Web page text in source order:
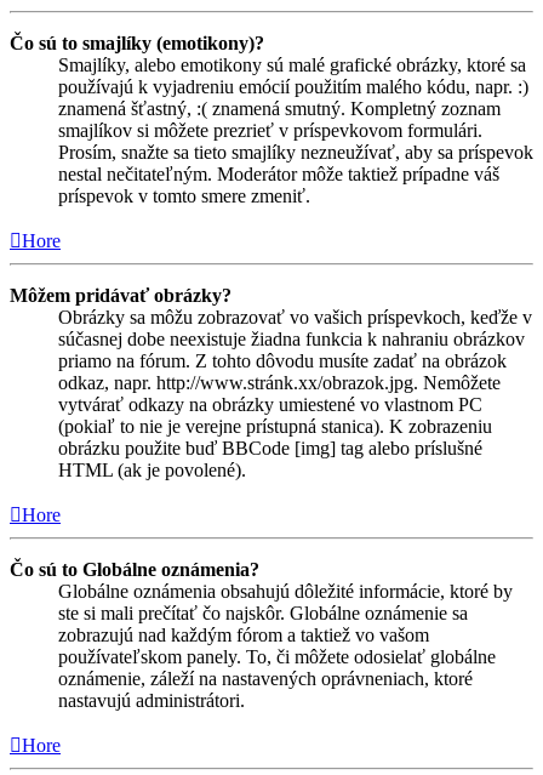
Čo sú to smajlíky (emotikony)?
Smajlíky, alebo emotikony sú malé grafické obrázky, ktoré sa
používajú k vyjadreniu emócií použitím malého kódu, napr. :)
znamená šťastný, :( znamená smutný. Kompletný zoznam
smajlíkov si môžete prezrieť v príspevkovom formulári.
Prosím, snažte sa tieto smajlíky nezneužívať, aby sa príspevok
nestal nečitateľným. Moderátor môže taktiež prípadne váš
príspevok v tomto smere zmeniť.
Hore
Môžem pridávať obrázky?
Obrázky sa môžu zobrazovať vo vašich príspevkoch, keďže v
súčasnej dobe neexistuje žiadna funkcia k nahraniu obrázkov
priamo na fórum. Z tohto dôvodu musíte zadať na obrázok
odkaz, napr. http://www.stránk.xx/obrazok.jpg. Nemôžete
vytvárať odkazy na obrázky umiestené vo vlastnom PC
(pokiaľ to nie je verejne prístupná stanica). K zobrazeniu
obrázku použite buď BBCode [img] tag alebo príslušné
HTML (ak je povolené).
Hore
Čo sú to Globálne oznámenia?
Globálne oznámenia obsahujú dôležité informácie, ktoré by
ste si mali prečítať čo najskôr. Globálne oznámenie sa
zobrazujú nad každým fórom a taktiež vo vašom
používateľskom panely. To, či môžete odosielať globálne
oznámenie, záleží na nastavených oprávneniach, ktoré
nastavujú administrátori.
Hore